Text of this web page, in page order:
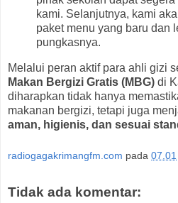
kami. Selanjutnya, kami
paket menu yang baru dan
pungkasnya.
Melalui peran aktif para ahli gizi
Makan Bergizi Gratis (MBG) di
diharapkan tidak hanya
makanan bergizi, tetapi juga
aman, higienis, dan sesuai
radiogagakrimangfm.com pada 07.01
Tidak ada komentar: